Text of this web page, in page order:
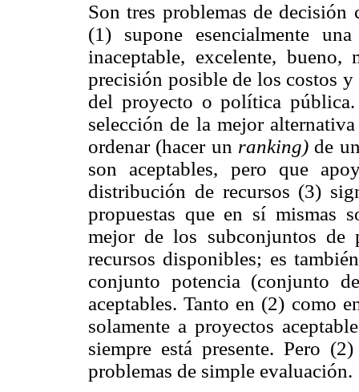
Son tres problemas de decisión
(1) supone esencialmente
inaceptable, excelente,
precisión posible de los costos
del proyecto o política
selección de la mejor
ordenar (hacer un ranking) de
son aceptables, pero que
distribución de recursos (3)
propuestas que en sí mismas
mejor de los subconjuntos de
recursos disponibles; es
conjunto potencia (conjunto
aceptables. Tanto en (2) como
solamente a proyectos
siempre está presente. Pero
problemas de simple evaluación.